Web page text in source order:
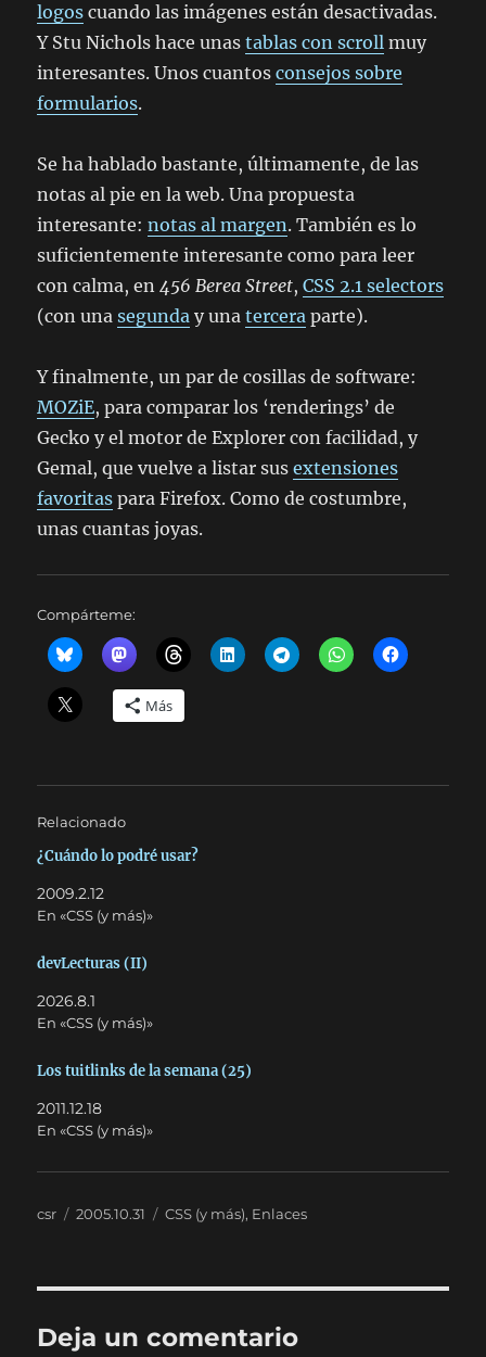
logos cuando las imágenes están desactivadas.
Y Stu Nichols hace unastablas con scroll muy
interesantes. Unos cuantosconsejos sobre
formularios.
Se ha hablado bastante, últimamente, de las
notas al pie en la web. Una propuesta
interesante:notas al margen. También es lo
suficientemente interesante como para leer
con calma, en456 Berea Street,CSS 2.1 selectors
(con unasegunda y unatercera parte).
Y finalmente, un par de cosillas de software:
MOZiE, para comparar los ‘renderings’ de
Gecko y el motor de Explorer con facilidad, y
Gemal, que vuelve a listar susextensiones
favoritas para Firefox. Como de costumbre,
unas cuantas joyas.
Compárteme:
Más
Relacionado
¿Cuándo lo podré usar?
2009.2.12
En «CSS (y más)»
devLecturas (II)
2026.8.1
En «CSS (y más)»
Los tuitlinks de la semana (25)
2011.12.18
En «CSS (y más)»
Autor
csr
Publicado
2005.10.31 Categorías
CSS (y más), Enlaces
Deja un comentario